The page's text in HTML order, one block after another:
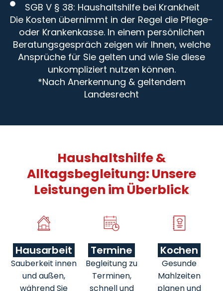
SGB V § 38: Haushaltshilfe bei Krankheit
Die Kosten übernimmt in der Regel die Pflege-
oder Krankenkasse. In einem persönlichen
Beratungsgespräch zeigen wir Ihnen, welche
Ansprüche für Sie gelten und wie Sie diese
unkompliziert nutzen können.
*Nach Anerkennung & geltendem
Landesrecht
Haushaltshilfe &
Alltagsbegleitung: Unsere
Leistungen im Überblick
Hausarbeit
Sauberkeit innen
und außen,
während Sie
Termine
Begleitung zu
Terminen,
schnell und
Kochen
Gesunde
Mahlzeiten
planen und